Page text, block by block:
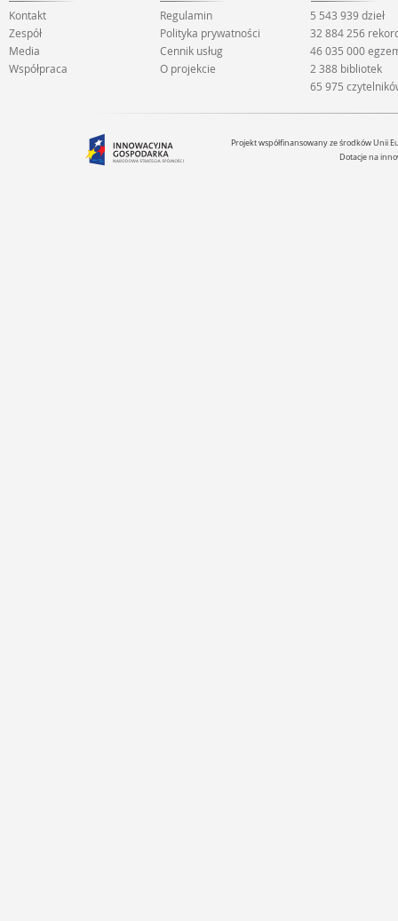
Kontakt
Zespół
Media
Współpraca
Regulamin
Polityka prywatności
Cennik usług
O projekcie
5 543 939 dzieł
32 884 256
46 035 000
2 388 bibliotek
65 975
Projekt współfinansowany ze środków Unii
Dotacje na